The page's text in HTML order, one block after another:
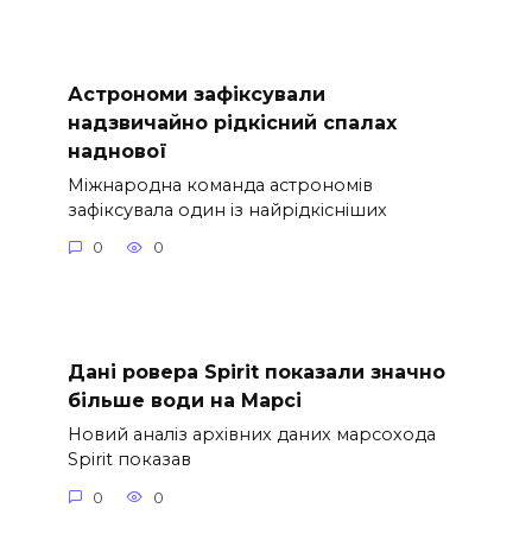
Астрономи зафіксували
надзвичайно рідкісний спалах
наднової
Міжнародна команда астрономів
зафіксувала один із найрідкісніших
0 0
Дані ровера Spirit показали значно
більше води на Марсі
Новий аналіз архівних даних марсохода
Spirit показав
0 0